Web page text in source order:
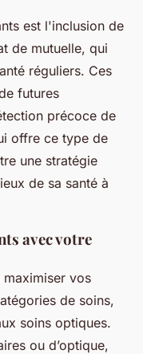
est l'inclusion de
de mutuelle, qui
réguliers. Ces
futures
précoce de
offre ce type de
une stratégie
de sa santé à
avec votre
vos
de soins,
soins optiques.
ou d’optique,